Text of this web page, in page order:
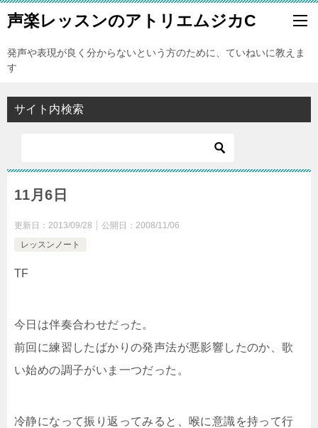
声楽レッスンのアトリエムジカC
発声や表現が良く分からないという方のために、ていねいに教えま
す
サイト内検索
11月6日
更新日： 2013/09/28 公開日： 2008/11/06
レッスンノート
TF
今日は伴奏合わせだった。
前回に練習したばかりの発声法が悪影響したのか、歌
い始めの調子がいま一つだった。
冷静になって振り返ってみると、喉に意識を持って行